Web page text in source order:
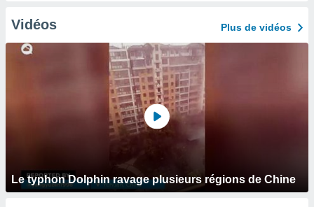
Vidéos Plus de vidéos
Le typhon Dolphin ravage plusieurs régions de Chine